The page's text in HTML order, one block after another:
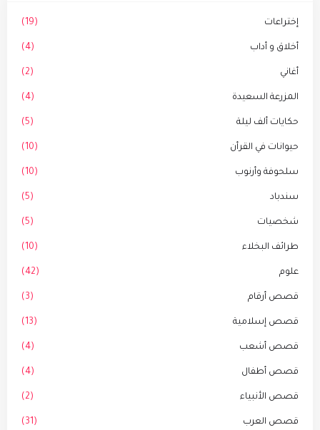
إختراعات (19)
أخلاق و أداب (4)
أغاني (2)
المزرعة السعيدة (4)
حكايات ألف ليلة (5)
حيوانات في القرأن (10)
سلحوفة وأرنوب (10)
سندباد (5)
شخصيات (5)
طرائف البخلاء (10)
علوم (42)
قصص أرقام (3)
قصص إسلامية (13)
قصص أشعب (4)
قصص أطفال (4)
قصص الأنبياء (2)
قصص العرب (31)